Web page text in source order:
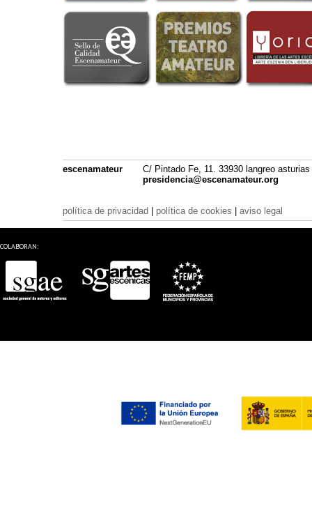
escenamateur
C/ Pintado Fe, 11. 33930 langreo asturias
presidencia@escenamateur.org
política de privacidad política de cookies aviso legal
COLABORAN: